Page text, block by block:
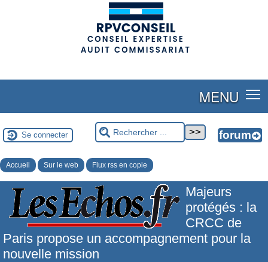
MENU
Se connecter
Accueil Sur le web Flux rss en copie
Majeurs
protégés : la
CRCC de
Paris propose un accompagnement pour la
nouvelle mission